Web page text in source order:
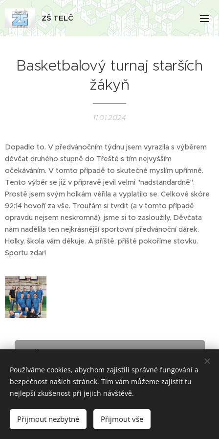
ZŠ TELČ
Basketbalový turnaj starších
žákyň
11.01.2024
Dopadlo to. V předvánočním týdnu jsem vyrazila s výběrem
děvčat druhého stupně do Třeště s tím nejvyšším
očekáváním. V tomto případě to skutečně myslím upřímně.
Tento výběr se již v přípravě jevil velmi "nadstandardně".
Prostě jsem svým holkám věřila a vyplatilo se. Celkové skóre
92:14 hovoří za vše. Troufám si tvrdit (a v tomto případě
opravdu nejsem neskromná), jsme si to zasloužily. Děvčata
nám nadělila ten nejkrásnější sportovní předvánoční dárek.
Holky, škola vám děkuje. A příště, příště pokoříme stovku.
Sportu zdar!
Basketbalový turnaj starších žákyň
ZŠ Telč - bloxx.cz
Používáme cookies, abychom zajistili správné fungování a
bezpečnost našich stránek. Tím vám můžeme zajistit tu
nejlepší zkušenost při jejich návštěvě.
Přijmout nezbytné Přijmout vše